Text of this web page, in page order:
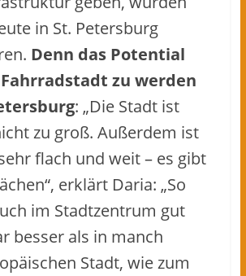
in St. Petersburg
Denn das Potential
zu werden
: „Die Stadt ist
zu groß. Außerdem ist
flach und weit – es gibt
erklärt Daria: „So
im Stadtzentrum gut
besser als in manch
Stadt, wie zum